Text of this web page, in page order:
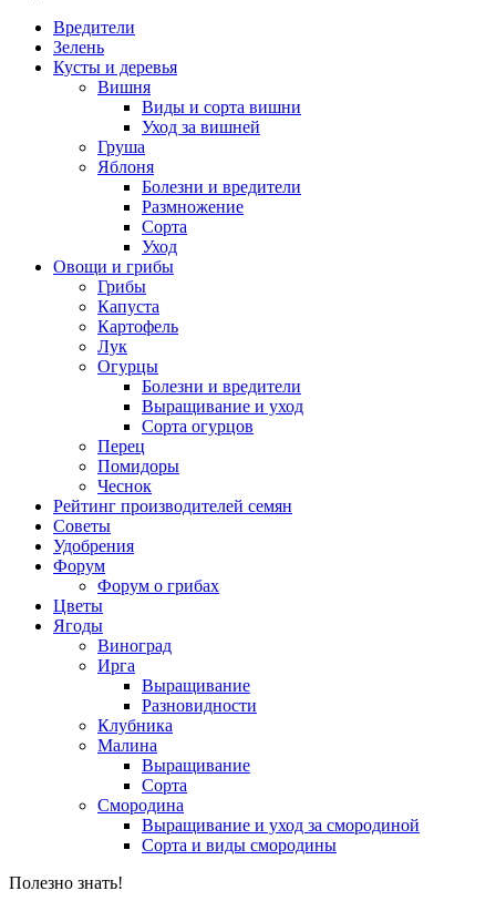
Вредители
Зелень
Кусты и деревья
Вишня
Виды и сорта вишни
Уход за вишней
Груша
Яблоня
Болезни и вредители
Размножение
Сорта
Уход
Овощи и грибы
Грибы
Капуста
Картофель
Лук
Огурцы
Болезни и вредители
Выращивание и уход
Сорта огурцов
Перец
Помидоры
Чеснок
Рейтинг производителей семян
Советы
Удобрения
Форум
Форум о грибах
Цветы
Ягоды
Виноград
Ирга
Выращивание
Разновидности
Клубника
Малина
Выращивание
Сорта
Смородина
Выращивание и уход за смородиной
Сорта и виды смородины
Полезно знать!